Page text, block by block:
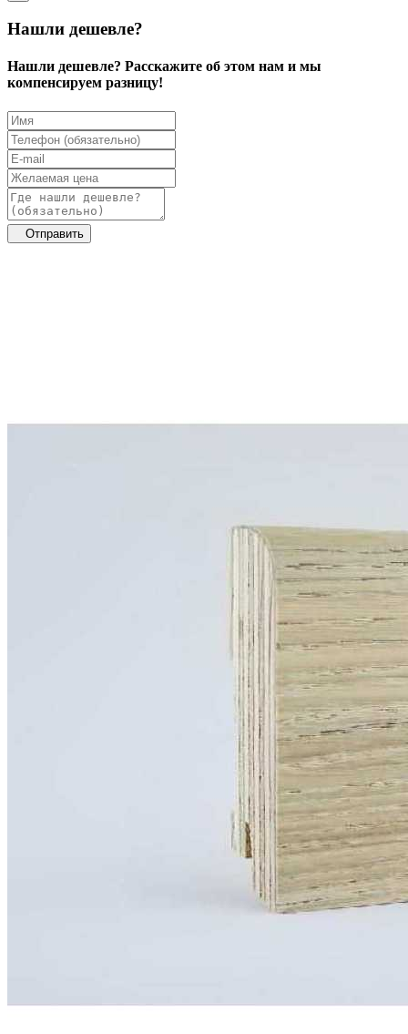
Нашли дешевле?
Нашли дешевле? Расскажите об этом нам и мы
компенсируем разницу!
Отправить